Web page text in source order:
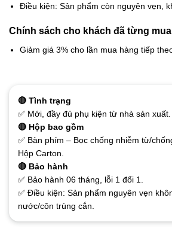
Điều kiện: Sản phẩm còn nguyên vẹn,
Chính sách cho khách đã từng
Giảm giá 3% cho lần mua hàng tiếp
🔴 Tình trạng
✅ Mới, đầy đủ phụ kiện từ nhà sản xuất.
🔴 Hộp bao gồm
✅ Bàn phím – Bọc chống nhiễm từ/
Hộp Carton.
🔴 Bảo hành
✅ Bảo hành 06 tháng, lỗi 1 đổi 1.
✅ Điều kiện: Sản phẩm nguyên vẹn
nước/côn trùng cắn.